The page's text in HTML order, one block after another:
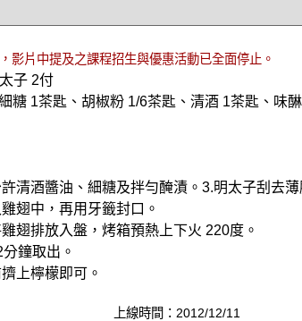
影片中提及之課程招生與優惠活動已全面停止。
子 2付
糖 1茶匙、胡椒粉 1/6茶匙、清酒 1茶匙、味
清酒醬油、細糖及拌勻醃漬。3.明太子刮去
翅中，再用牙籤封口。
翅排放入盤，烤箱預熱上下火 220度。
鐘取出。
上檸檬即可。
上線時間：2012/12/11